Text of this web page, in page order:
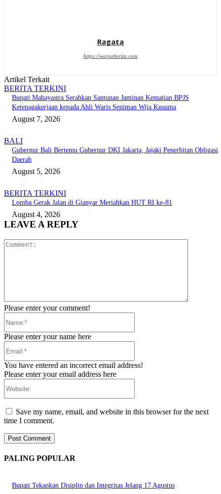
Ragata
https://warnaberita.com
Artikel Terkait
BERITA TERKINI
Bupati Mahayastra Serahkan Santunan Jaminan Kematian BPJS
Ketenagakerjaan kepada Ahli Waris Seniman Wija Kusuma
August 7, 2026
BALI
Gubernur Bali Bertemu Gubernur DKI Jakarta, Jajaki Penerbitan Obligasi
Daerah
August 5, 2026
BERITA TERKINI
Lomba Gerak Jalan di Gianyar Meriahkan HUT RI ke-81
August 4, 2026
LEAVE A REPLY
Please enter your comment!
Please enter your name here
You have entered an incorrect email address!
Please enter your email address here
Save my name, email, and website in this browser for the next
time I comment.
PALING POPULAR
Bupati Tekankan Disiplin dan Integritas Jelang 17 Agustus